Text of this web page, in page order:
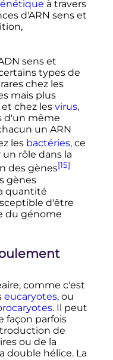
à travers
d'ARN sens et
sens et
types de
chez les
mais plus
chez les virus,
d'un même
un ARN
les bactéries, ce
rôle dans la
des gènes[15]
gènes
quantité
d'être
du génome
comme c'est
eucaryotes, ou
. Il peut
façon parfois
de
ou de la
double hélice. La